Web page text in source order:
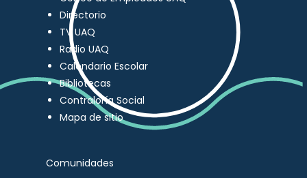
Directorio
TV UAQ
Radio UAQ
Calendario Escolar
Bibliotecas
Contraloría Social
Mapa de sitio
Comunidades